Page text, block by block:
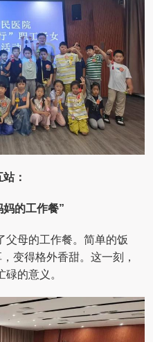
：
的工作餐”
父母的工作餐。简单的饭
变得格外香甜。这一刻，
的意义。